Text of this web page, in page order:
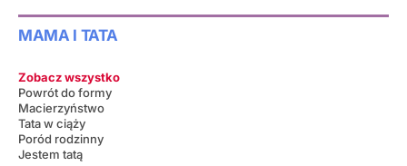
MAMA I TATA
Zobacz wszystko
Powrót do formy
Macierzyństwo
Tata w ciąży
Poród rodzinny
Jestem tatą